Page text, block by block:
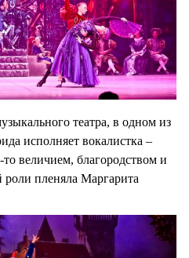
театра, в одном из
исполняет вокалистка –
величием, благородством и
роли пленяла Маргарита